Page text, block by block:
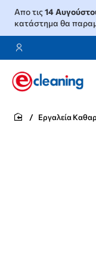
Απο τις14
κατάστημα θα
Εργαλεία